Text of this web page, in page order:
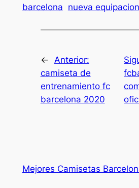
barcelona nueva
←
Anterior:
camiseta de
entrenamiento fc
barcelona 2020
Mejores Camisetas